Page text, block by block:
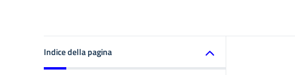
Indice della pagina